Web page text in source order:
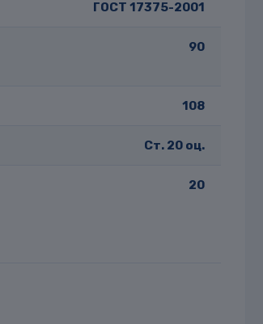
ГОСТ 17375-2001
90
108
Ст. 20 оц.
20